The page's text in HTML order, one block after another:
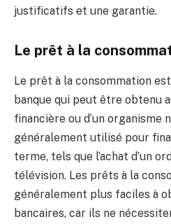
justificatifs et une garantie.
Le prêt à la
Le prêt à la consommation
banque qui peut être obtenu
financière ou d’un organisme
généralement utilisé pour
terme, tels que l’achat d’un
télévision. Les prêts à la
généralement plus faciles à
bancaires, car ils ne